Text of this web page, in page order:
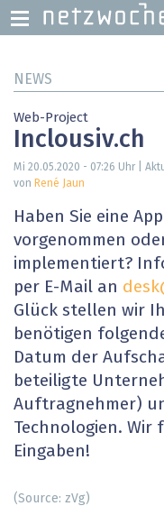
zumNEWS
Web-Project
Inclousiv.ch
Mi 20.05.2020 - 07:26 Uhr |
von René Jaun
Haben Sie eine
vorgenommen
implementiert?
per E-Mail an
Glück stellen wir
benötigen
Datum der
beteiligte
Auftragnehmer)
Technologien.
Eingaben!
(Source: zVg)